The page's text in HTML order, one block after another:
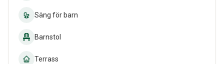
Säng för barn
Barnstol
Terrass